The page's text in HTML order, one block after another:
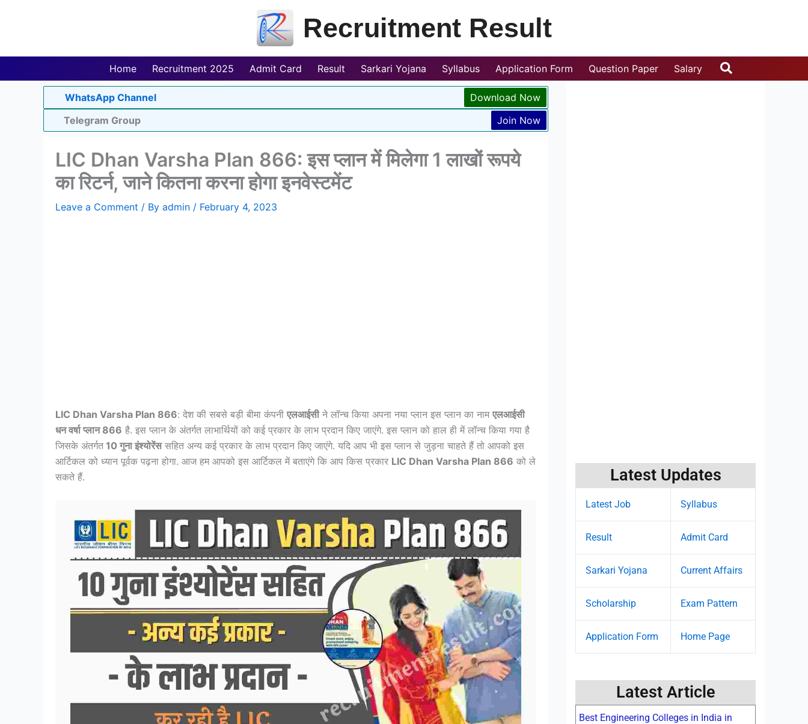
Recruitment Result
Home Recruitment 2025 Admit Card Result Sarkari Yojana Syllabus Application Form Question Paper Salary Search
WhatsApp Channel
Download Now
Telegram Group
Join Now
LIC Dhan Varsha Plan 866: इस प्लान में मिलेगा 1 लाखों रूपये
का रिटर्न, जाने कितना करना होगा इनवेस्टमेंट
Leave a Comment / By admin / February 4, 2023
LIC Dhan Varsha Plan 866: देश की सबसे बड़ी बीमा कंपनी एलआईसीने लॉन्च किया अपना नया प्लान इस प्लान का नाम एलआईसी
धन वर्षा प्लान 866 है. इस प्लान के अंतर्गत लाभार्थियों को कई प्रकार के लाभ प्रदान किए जाएंगे. इस प्लान को हाल ही में लॉन्च किया गया है
जिसके अंतर्गत 10 गुना इंश्योरेंससहित अन्य कई प्रकार के लाभ प्रदान किए जाएंगे. यदि आप भी इस प्लान से जुड़ना चाहते हैं तो आपको इस
आर्टिकल को ध्यान पूर्वक पढ़ना होगा. आज हम आपको इस आर्टिकल में बताएंगे कि आप किस प्रकार LIC Dhan Varsha Plan 866 को ले
सकते हैं.
Latest Updates
Latest Job Syllabus
Result Admit Card
Sarkari Yojana Current Affairs
Scholarship Exam Pattern
Application Form Home Page
Latest Article
Best Engineering Colleges in India in